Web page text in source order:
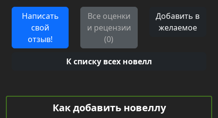
Написать
свой
отзыв!
Все оценки
и рецензии
(0)
Добавить в
желаемое
К списку всех новелл
Как добавить новеллу